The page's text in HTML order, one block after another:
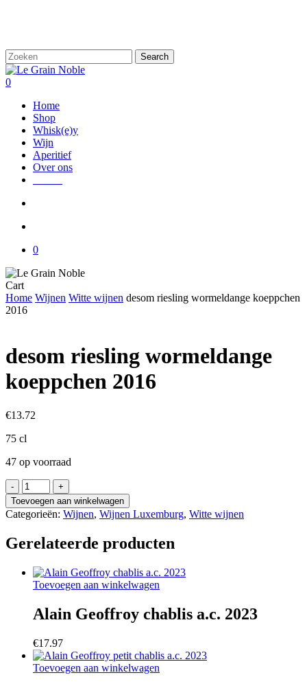
content
Search
Close
Search
search
account
0
Home
Shop
Whisk(e)y
Wijn
Aperitief
Over ons
0
CartClose
Cart
Home Wijnen Witte wijnen desom riesling wormeldange koeppchen
2016
desom riesling wormeldange
koeppchen 2016
€13.72
75 cl
47 op voorraad
desom
riesling
wormeldange
koeppchen
aantal
Toevoegen aan winkelwagen
Categorieën: Wijnen, Wijnen Luxemburg, Witte wijnen
Gerelateerde producten
Toevoegen aan winkelwagen
Alain Geoffroy chablis a.c. 2023
€17.97
Toevoegen aan winkelwagen